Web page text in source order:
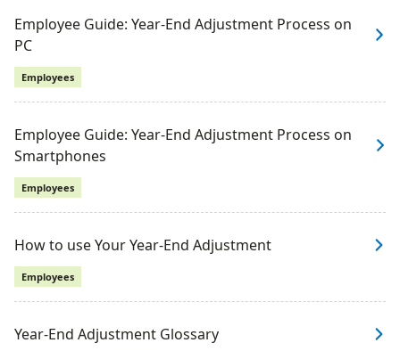
Employee Guide: Year-End Adjustment Process on
PC
Employees
Employee Guide: Year-End Adjustment Process on
Smartphones
Employees
How to use Your Year-End Adjustment
Employees
Year-End Adjustment Glossary